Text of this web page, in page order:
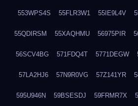
553WPS4S 55FLR3W1 55IE9L4V
55QDIRSM 55XAQHMU 56975PIR
56SCV4BG 571FDQ4T 5771DEGW
57LA2HJ6 57N9R0VG 57Z141YR
595U946N 59BSESDJ 59FRMR7X